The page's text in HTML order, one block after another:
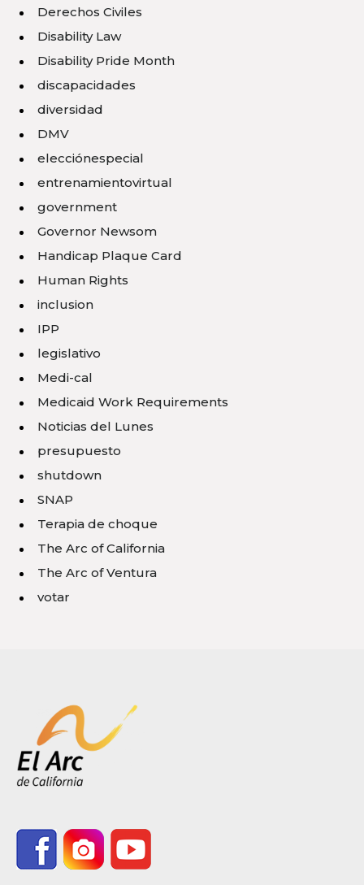
Derechos Civiles
Disability Law
Disability Pride Month
discapacidades
diversidad
DMV
elecciónespecial
entrenamientovirtual
government
Governor Newsom
Handicap Plaque Card
Human Rights
inclusion
IPP
legislativo
Medi-cal
Medicaid Work Requirements
Noticias del Lunes
presupuesto
shutdown
SNAP
Terapia de choque
The Arc of California
The Arc of Ventura
votar